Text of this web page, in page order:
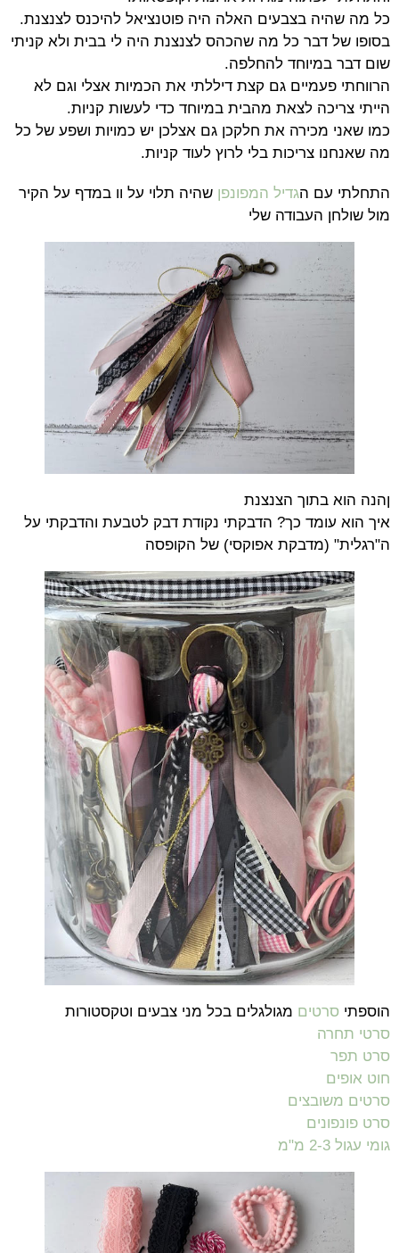
כל מה שהיה בצבעים האלה היה פוטנציאל להיכנס לצנצנת.
בסופו של דבר כל מה שהכהס לצנצנת היה לי בבית ולא קניתי
שום דבר במיוחד להחלפה.
הרווחתי פעמיים גם קצת דיללתי את הכמיות אצלי וגם לא
הייתי צריכה לצאת מהבית במיוחד כדי לעשות קניות.
כמו שאני מכירה את חלקכן גם אצלכן יש כמויות ושפע של כל
מה שאנחנו צריכות בלי לרוץ לעוד קניות.
התחלתי עם הגדיל המפונפן שהיה תלוי על וו במדף על הקיר
מול שולחן העבודה שלי
ןהנה הוא בתוך הצנצנת
איך הוא עומד כך? הדבקתי נקודת דבק לטבעת והדבקתי על
ה"רגלית" (מדבקת אפוקסי) של הקופסה
הוספתי סרטים מגולגלים בכל מני צבעים וטקסטורות
סרטי תחרה
סרט תפר
חוט אופים
סרטים משובצים
סרט פונפונים
גומי עגול 2-3 מ"מ